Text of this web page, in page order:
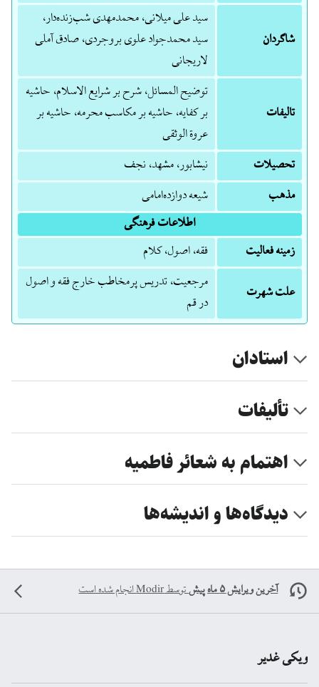
شاگردان
سید علی میلانی، محمدمهدی شب‌زنده‌دار،
سید محمدجواد علوی بروجردی، صادق آملی
لاریجانی
تالیفات
توضیح المسائل، شرح بر شرایع الاسلام، حاشیه
بر کفایه، حاشیه بر مکاسب محرمه، حاشیه بر
عروة الوثقی
تحصیلات
نیشابور، مشهد، نجف
مذهب
شیعه دوازده‌امامی
اطلاعات فرهنگی
زمینه فعالیت
فقه، اصول، کلام
علت شهرت
مرجعیت، تدریس پرمخاطب خارج فقه و اصول
در قم
استادان
تألیفات
اهتمام به شعائر فاطمیه
دیدگاه‌ها و اندیشه‌ها
آخرین ویرایش ۵ ماه پیش توسطModirانجام شده است
ویکی غدیر